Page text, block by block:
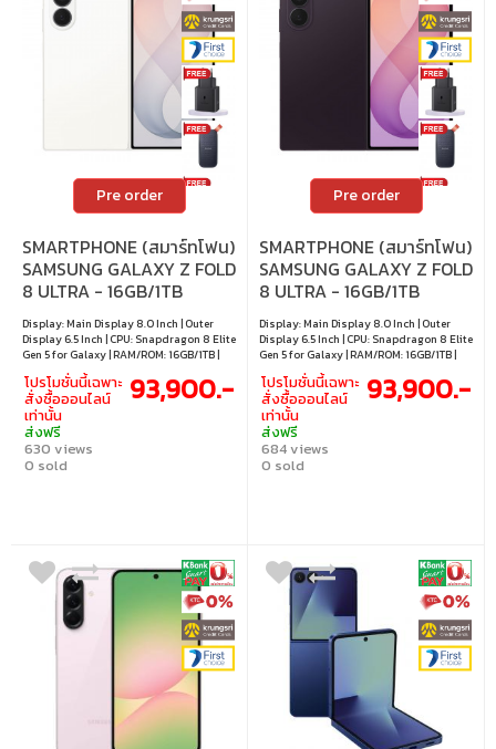
Pre order
SMARTPHONE (สมาร์ทโฟน)
SAMSUNG GALAXY Z FOLD
8 ULTRA - 16GB/1TB
CREAM
Display: Main Display 8.0 Inch | Outer
Display 6.5 Inch | CPU: Snapdragon 8 Elite
Gen 5 for Galaxy | RAM/ROM: 16GB/1TB |
OS: Android 17
โปรโมชั่นนี้เฉพาะ
สั่งซื้อออนไลน์
เท่านั้น
ส่งฟรี
630 views
0 sold
93,900.-
Pre order
SMARTPHONE (สมาร์ทโฟน)
SAMSUNG GALAXY Z FOLD
8 ULTRA - 16GB/1TB
VIOLET SHADOW
Display: Main Display 8.0 Inch | Outer
Display 6.5 Inch | CPU: Snapdragon 8 Elite
Gen 5 for Galaxy | RAM/ROM: 16GB/1TB |
OS: Android 17
โปรโมชั่นนี้เฉพาะ
สั่งซื้อออนไลน์
เท่านั้น
ส่งฟรี
684 views
0 sold
93,900.-